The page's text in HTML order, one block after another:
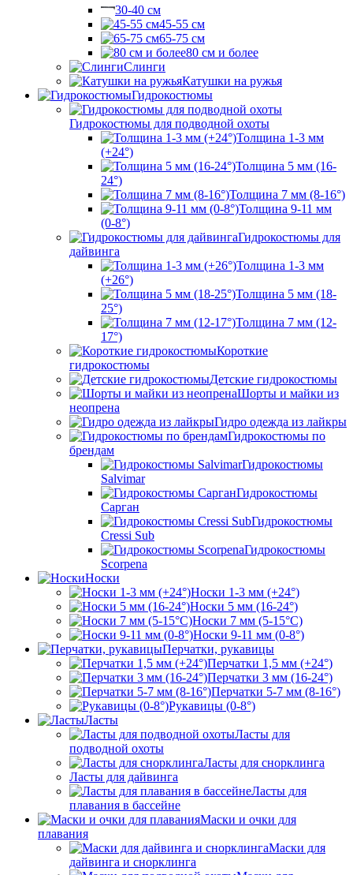
30-40 см
45-55 см
65-75 см
80 см и более
Слинги
Катушки на ружья
Гидрокостюмы
Гидрокостюмы для подводной охоты
Толщина 1-3 мм
(+24°)
Толщина 5 мм (16-
24°)
Толщина 7 мм (8-16°)
Толщина 9-11 мм
(0-8°)
Гидрокостюмы для
дайвинга
Толщина 1-3 мм
(+26°)
Толщина 5 мм (18-
25°)
Толщина 7 мм (12-
17°)
Короткие
гидрокостюмы
Детские гидрокостюмы
Шорты и майки из
неопрена
Гидро одежда из лайкры
Гидрокостюмы по
брендам
Гидрокостюмы
Salvimar
Гидрокостюмы
Сарган
Гидрокостюмы
Cressi Sub
Гидрокостюмы
Scorpena
Носки
Носки 1-3 мм (+24°)
Носки 5 мм (16-24°)
Носки 7 мм (5-15°С)
Носки 9-11 мм (0-8°)
Перчатки, рукавицы
Перчатки 1,5 мм (+24°)
Перчатки 3 мм (16-24°)
Перчатки 5-7 мм (8-16°)
Рукавицы (0-8°)
Ласты
Ласты для
подводной охоты
Ласты для снорклинга
Ласты для дайвинга
Ласты для
плавания в бассейне
Маски и очки для
плавания
Маски для
дайвинга и снорклинга